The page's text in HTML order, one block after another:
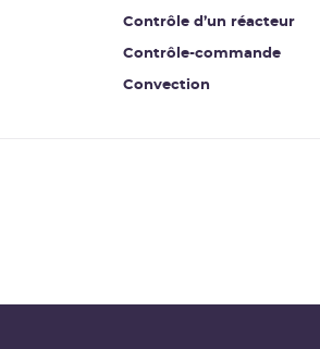
Contrôle d’un réacteur
Contrôle-commande
Convection